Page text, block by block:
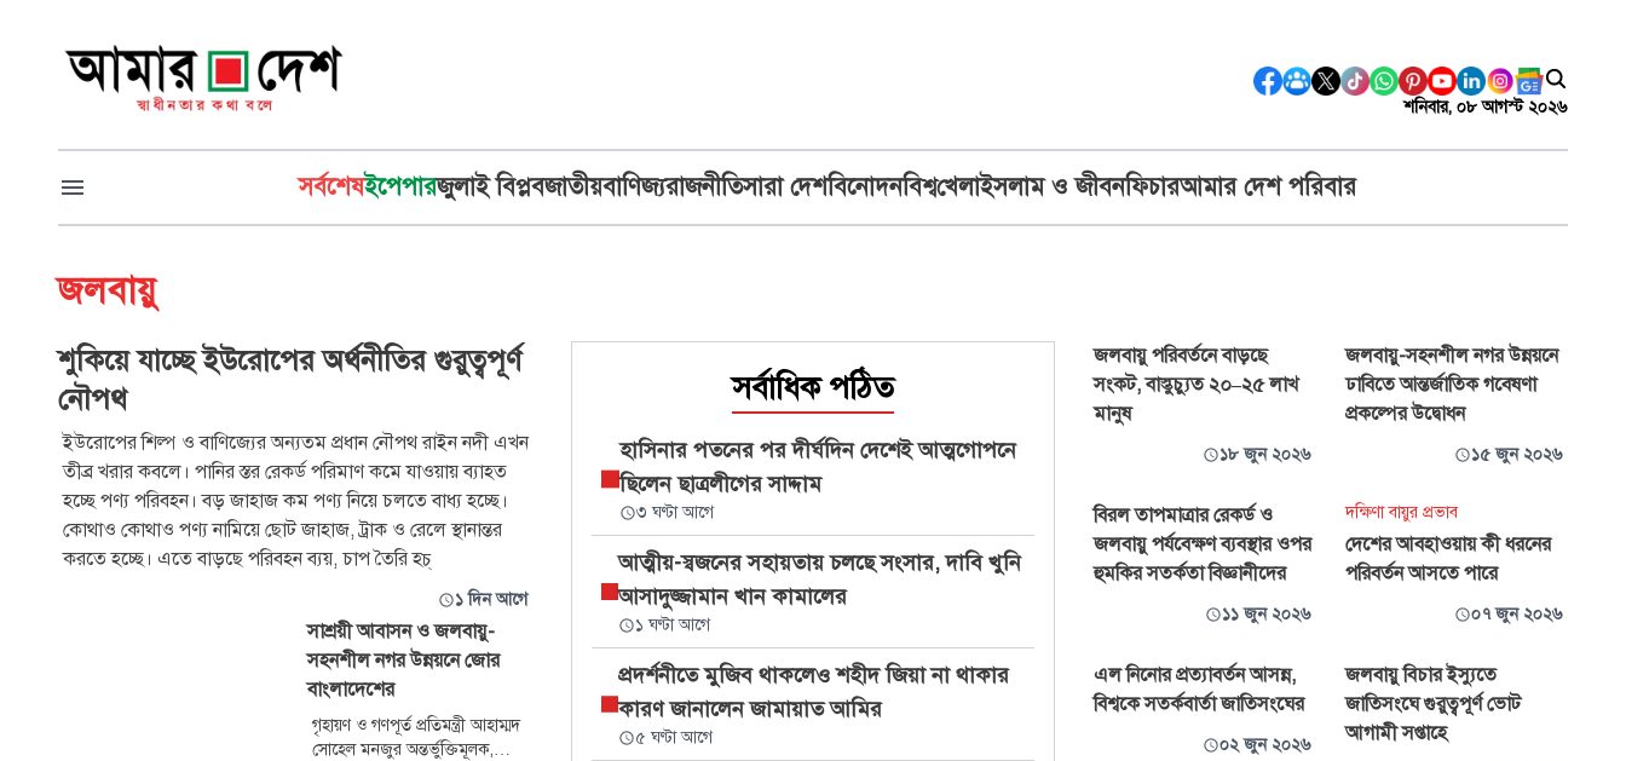
শনিবার, ০৮ আগস্ট ২০২৬
সর্বশেষইপেপারজুলাই বিপ্লবজাতীয়বাণিজ্যরাজনীতিসারা দেশবিনোদনবিশ্বখেলাইসলাম ও জীবনফিচারআমার দেশ পরিবার
জলবায়ু
শুকিয়ে যাচ্ছে ইউরোপের অর্থনীতির গুরুত্বপূর্ণ
নৌপথ
ইউরোপের শিল্প ও বাণিজ্যের অন্যতম প্রধান নৌপথ রাইন নদী এখন
তীব্র খরার কবলে। পানির স্তর রেকর্ড পরিমাণ কমে যাওয়ায় ব্যাহত
হচ্ছে পণ্য পরিবহন। বড় জাহাজ কম পণ্য নিয়ে চলতে বাধ্য হচ্ছে।
কোথাও কোথাও পণ্য নামিয়ে ছোট জাহাজ, ট্রাক ও রেলে স্থানান্তর
করতে হচ্ছে। এতে বাড়ছে পরিবহন ব্যয়, চাপ তৈরি হচ্
১ দিন আগে
সাশ্রয়ী আবাসন ও জলবায়ু-
সহনশীল নগর উন্নয়নে জোর
বাংলাদেশের
গৃহায়ণ ও গণপূর্ত প্রতিমন্ত্রী আহাম্মদ
সোহেল মনজুর অন্তর্ভুক্তিমূলক,
সর্বাধিক পঠিত
হাসিনার পতনের পর দীর্ঘদিন দেশেই আত্মগোপনে
ছিলেন ছাত্রলীগের সাদ্দাম
৩ ঘণ্টা আগে
আত্মীয়-স্বজনের সহায়তায় চলছে সংসার, দাবি খুনি
আসাদুজ্জামান খান কামালের
১ ঘণ্টা আগে
প্রদর্শনীতে মুজিব থাকলেও শহীদ জিয়া না থাকার
কারণ জানালেন জামায়াত আমির
৫ ঘণ্টা আগে
জলবায়ু পরিবর্তনে বাড়ছে
সংকট, বাস্তুচ্যুত ২০–২৫ লাখ
মানুষ
১৮ জুন ২০২৬
জলবায়ু-সহনশীল নগর উন্নয়নে
ঢাবিতে আন্তর্জাতিক গবেষণা
প্রকল্পের উদ্বোধন
১৫ জুন ২০২৬
বিরল তাপমাত্রার রেকর্ড ও
জলবায়ু পর্যবেক্ষণ ব্যবস্থার ওপর
হুমকির সতর্কতা বিজ্ঞানীদের
১১ জুন ২০২৬
দক্ষিণা বায়ুর প্রভাব
দেশের আবহাওয়ায় কী ধরনের
পরিবর্তন আসতে পারে
০৭ জুন ২০২৬
এল নিনোর প্রত্যাবর্তন আসন্ন,
বিশ্বকে সতর্কবার্তা জাতিসংঘের
০২ জুন ২০২৬
জলবায়ু বিচার ইস্যুতে
জাতিসংঘে গুরুত্বপূর্ণ ভোট
আগামী সপ্তাহে